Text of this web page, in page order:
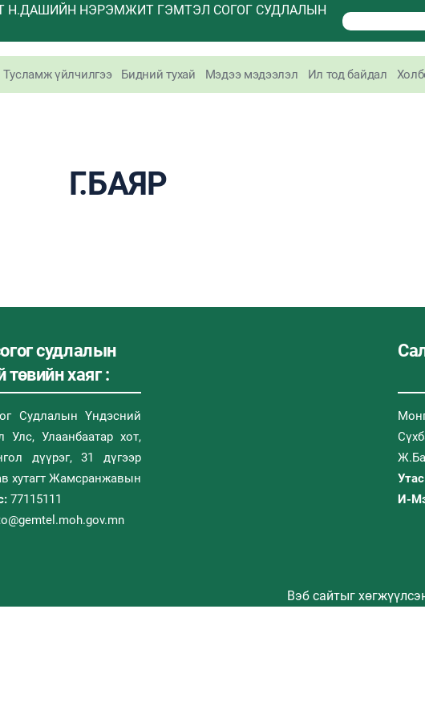
Н.ДАШИЙН НЭРЭМЖИТ ГЭМТЭЛ СОГОГ СУДЛАЛЫН
Тусламж үйлчилгээ Бидний тухай Мэдээ мэдээлэл Ил тод байдал
Г.БАЯР
судлалын
төвийн хаяг :
Судлалын Үндэсний
Улс, Улаанбаатар хот,
дүүрэг, 31 дүгээр
хутагт Жамсранжавын
77115111
И-
Вэб сайтыг